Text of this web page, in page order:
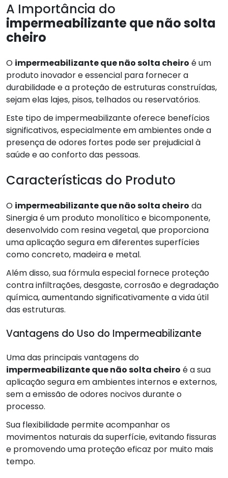
A Importância do
impermeabilizante que não solta
cheiro
O impermeabilizante que não solta cheiro é um
produto inovador e essencial para fornecer a
durabilidade e a proteção de estruturas construídas,
sejam elas lajes, pisos, telhados ou reservatórios.
Este tipo de impermeabilizante oferece benefícios
significativos, especialmente em ambientes onde a
presença de odores fortes pode ser prejudicial à
saúde e ao conforto das pessoas.
Características do Produto
O impermeabilizante que não solta cheiro da
Sinergia é um produto monolítico e bicomponente,
desenvolvido com resina vegetal, que proporciona
uma aplicação segura em diferentes superfícies
como concreto, madeira e metal.
Além disso, sua fórmula especial fornece proteção
contra infiltrações, desgaste, corrosão e degradação
química, aumentando significativamente a vida útil
das estruturas.
Vantagens do Uso do Impermeabilizante
Uma das principais vantagens do
impermeabilizante que não solta cheiro é a sua
aplicação segura em ambientes internos e externos,
sem a emissão de odores nocivos durante o
processo.
Sua flexibilidade permite acompanhar os
movimentos naturais da superfície, evitando fissuras
e promovendo uma proteção eficaz por muito mais
tempo.